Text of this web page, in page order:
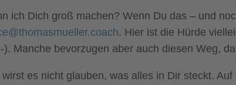
ich Dich groß machen? Wenn Du das – und
. Hier ist die Hürde
Manche bevorzugen aber auch diesen Weg,
es nicht glauben, was alles in Dir steckt. Auf